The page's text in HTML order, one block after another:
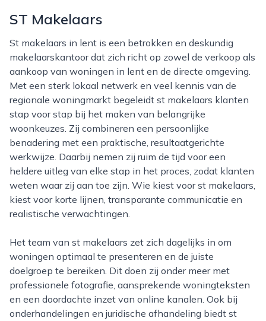
ST Makelaars
St makelaars in lent is een betrokken en deskundig
makelaarskantoor dat zich richt op zowel de verkoop als
aankoop van woningen in lent en de directe omgeving.
Met een sterk lokaal netwerk en veel kennis van de
regionale woningmarkt begeleidt st makelaars klanten
stap voor stap bij het maken van belangrijke
woonkeuzes. Zij combineren een persoonlijke
benadering met een praktische, resultaatgerichte
werkwijze. Daarbij nemen zij ruim de tijd voor een
heldere uitleg van elke stap in het proces, zodat klanten
weten waar zij aan toe zijn. Wie kiest voor st makelaars,
kiest voor korte lijnen, transparante communicatie en
realistische verwachtingen.
Het team van st makelaars zet zich dagelijks in om
woningen optimaal te presenteren en de juiste
doelgroep te bereiken. Dit doen zij onder meer met
professionele fotografie, aansprekende woningteksten
en een doordachte inzet van online kanalen. Ook bij
onderhandelingen en juridische afhandeling biedt st